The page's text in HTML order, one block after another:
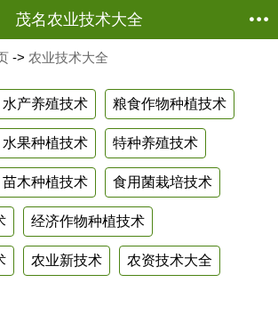
茂名农业技术大全
-> 农业技术大全
水产养殖技术 粮食作物种植技术
水果种植技术 特种养殖技术
苗木种植技术 食用菌栽培技术
经济作物种植技术
农业新技术 农资技术大全